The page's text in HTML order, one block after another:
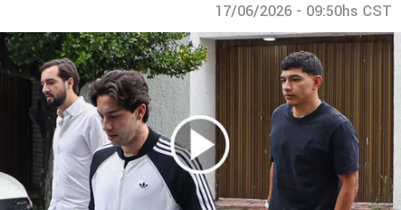
17/06/2026 - 09:50hs CST